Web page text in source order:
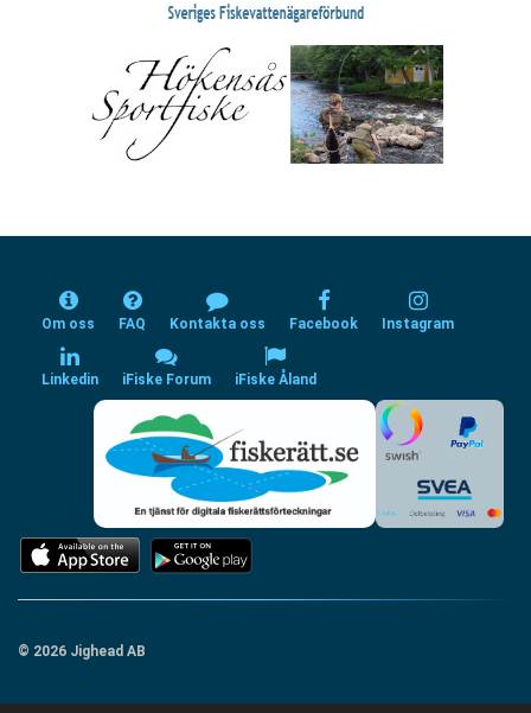
Om oss FAQ Kontakta oss Facebook Instagram
Linkedin iFiske Forum iFiske Åland
© 2026 Jighead AB